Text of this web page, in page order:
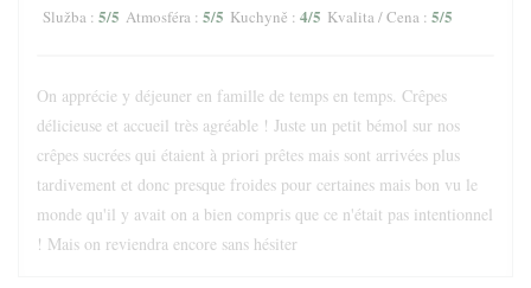
Služba : 5/5 Atmosféra : 5/5 Kuchyně : 4/5 Kvalita / Cena : 5/5
On apprécie y déjeuner en famille de temps en temps. Crêpes
délicieuse et accueil très agréable ! Juste un petit bémol sur nos
crêpes sucrées qui étaient à priori prêtes mais sont arrivées plus
tardivement et donc presque froides pour certaines mais bon vu le
monde qu'il y avait on a bien compris que ce n'était pas intentionnel
! Mais on reviendra encore sans hésiter